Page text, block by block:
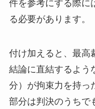
件を参考にする際に
る必要があります。
付け加えると、最高
結論に直結するよう
分）が拘束力を持っ
部分は判決のうちで